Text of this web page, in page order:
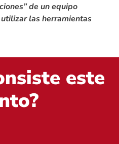
de un equipo
las herramientas
este